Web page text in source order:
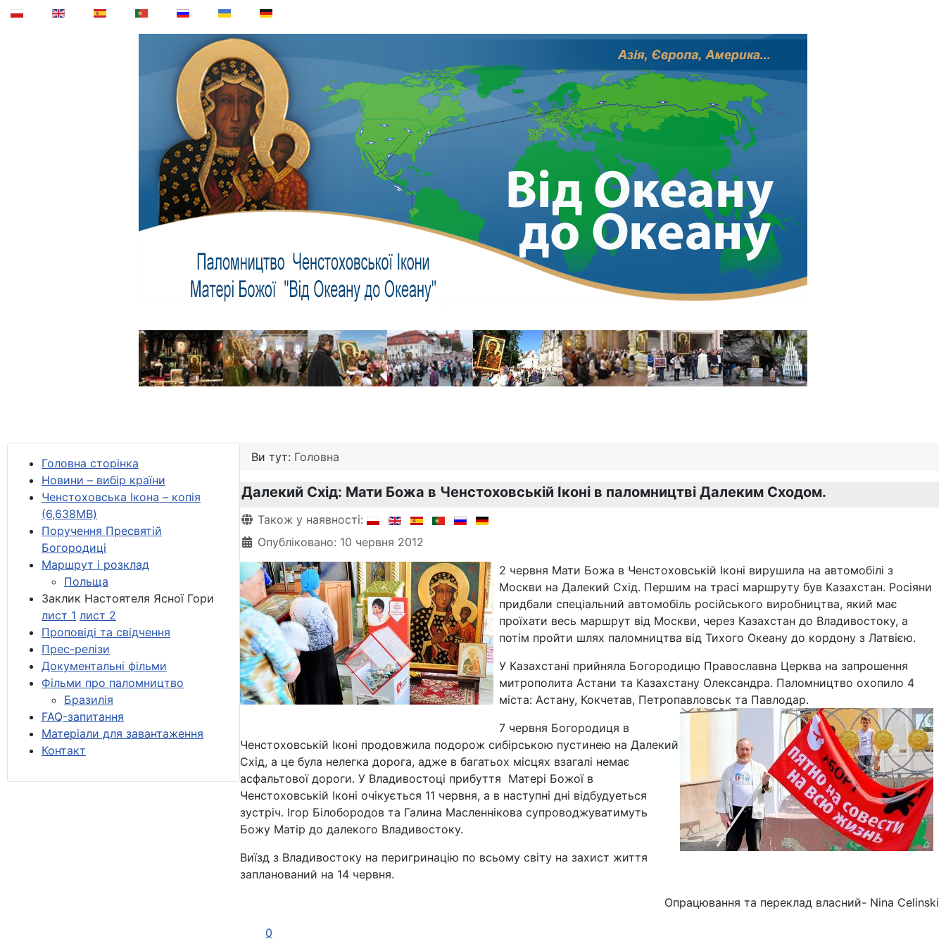
Головна сторінка
Новини – вибір країни
Ченстоховська Ікона – копія
(6,638MB)
Поручення Пресвятій
Богородиці
Маршрут і розклад
Польща
Заклик Настоятеля Ясної Гори
лист 1 лист 2
Проповіді та свідчення
Прес-релізи
Документальні фільми
Фільми про паломництво
Бразилія
FAQ-запитання
Матеріали для завантаження
Контакт
Ви тут: Головна
Далекий Схід: Мати Божа в Ченстоховській Іконі в паломництві Далеким Сходом.
Деталі
Також у наявності:
Опубліковано: 10 червня 2012
2 червня Мати Божа в Ченстоховській Іконі вирушила на автомобілі з
Москви на Далекий Схід. Першим на трасі маршруту був Казахстан. Росіяни
придбали спеціальний автомобіль російського виробництва, який має
проїхати весь маршрут від Москви, через Казахстан до Владивостоку, а
потім пройти шлях паломництва від Тихого Океану до кордону з Латвією.
У Казахстані прийняла Богородицю Православна Церква на запрошення
митрополита Астани та Казахстану Олександра. Паломництво охопило 4
міста: Астану, Кокчетав, Петропавловськ та Павлодар.
7 червня Богородиця в
Ченстоховській Іконі продовжила подорож сибірською пустинею на Далекий
Схід, а це була нелегка дорога, адже в багатьох місцях взагалі немає
асфальтової дороги. У Владивостоці прибуття Матері Божої в
Ченстоховській Іконі очікується 11 червня, а в наступні дні відбудуеться
зустріч. Ігор Білобородов та Галина Масленнікова супроводжуватимуть
Божу Матір до далекого Владивостоку.
Виїзд з Владивостоку на перигринацію по всьому світу на захист життя
запланований на 14 червня.
Опрацювання та переклад власний- Nina Celinski
0